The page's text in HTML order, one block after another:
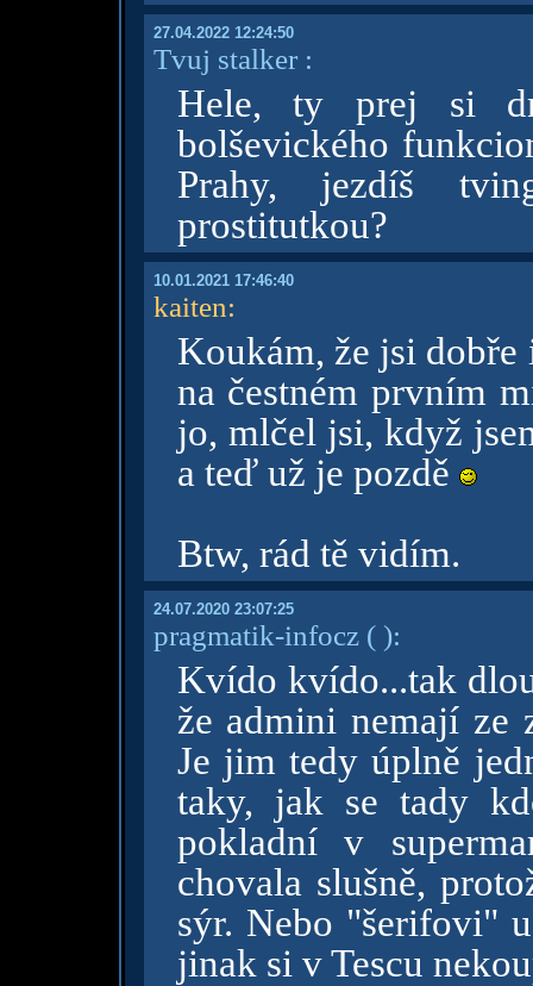
27.04.2022 12:24:50
Tvuj stalker :
Hele, ty prej si
bolševického
Prahy, jezdíš
prostitutkou?
10.01.2021 17:46:40
kaiten:
Koukám, že jsi
na čestném prvním
jo, mlčel jsi, když
a teď už je pozdě
Btw, rád tě vidím.
24.07.2020 23:07:25
pragmatik-infocz( ):
Kvído kvído...tak
že admini nemají ze
Je jim tedy úplně
taky, jak se tady
pokladní v
chovala slušně,
sýr. Nebo "šerifovi"
jinak si v Tescu